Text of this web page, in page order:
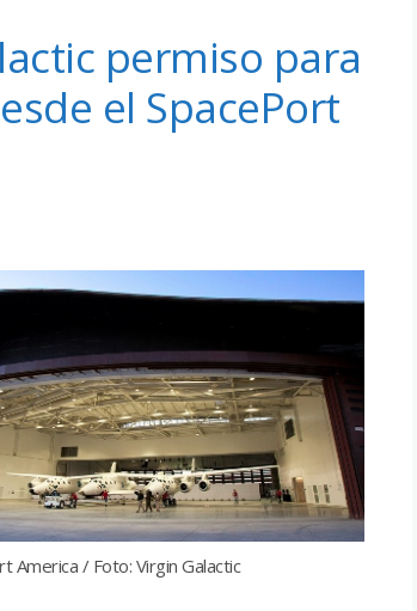
permiso para
el SpacePort
America / Foto: Virgin Galactic